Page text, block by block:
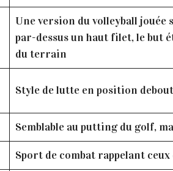
Une version du volleyball jouée
par-dessus un haut filet, le but
du terrain
Style de lutte en position
Semblable au putting du golf,
Sport de combat rappelant